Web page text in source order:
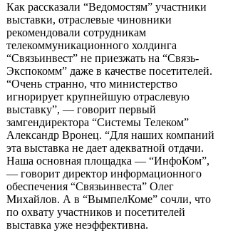
Как рассказали “Ведомостям” участники
выставки, отраслевые чиновники
рекомендовали сотрудникам
телекоммуникационного холдинга
“Связьинвест” не приезжать на “Связь-
Экспокомм” даже в качестве посетителей.
“Очень странно, что министерство
игнорирует крупнейшую отраслевую
выставку”, — говорит первый
замгендиректора “Системы Телеком”
Александр Вронец. “Для наших компаний
эта выставка не дает адекватной отдачи.
Наша основная площадка — “ИнфоКом”,
— говорит директор информационного
обеспечения “Связьинвеста” Олег
Михайлов. А в “ВымпелКоме” сочли, что
по охвату участников и посетителей
выставка уже неэффективна.